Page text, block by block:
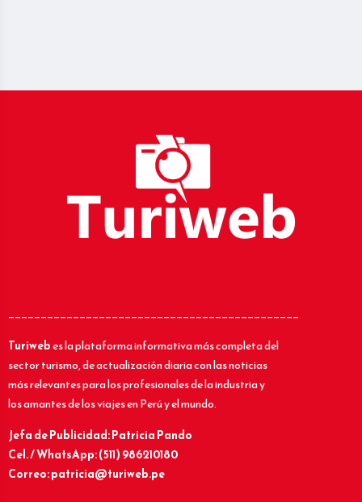
_____________________________________________
Turiwebes la plataforma informativa más completa del
sector turismo, de actualización diaria con las noticias
más relevantes para los profesionales de la industria y
los amantes de los viajes en Perú y el mundo.
Jefa de Publicidad: Patricia Pando
Cel. / WhatsApp: (511) 986210180
Correo: patricia@turiweb.pe